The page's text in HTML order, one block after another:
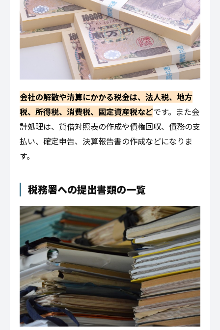
会社の解散や清算にかかる税金は、法人税、地方
税、所得税、消費税、固定資産税などです。また会
計処理は、貸借対照表の作成や債権回収、債務の支
払い、確定申告、決算報告書の作成などになりま
す。
税務署への提出書類の一覧